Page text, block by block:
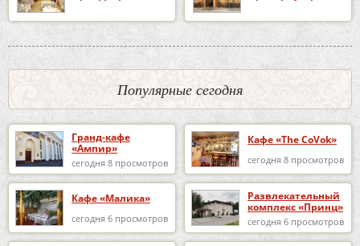
Популярные сегодня
Гранд-кафе
«Ампир»
сегодня 8 просмотров
Кафе «The CoVok»
сегодня 8 просмотров
Кафе «Малика»
сегодня 6 просмотров
Развлекательный
комплекс «Принц»
сегодня 6 просмотров